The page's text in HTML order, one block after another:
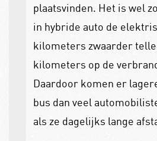
plaatsvinden. Het is wel
in hybride auto de
kilometers zwaarder
kilometers op de
Daardoor komen er
bus dan veel
als ze dagelijks lange